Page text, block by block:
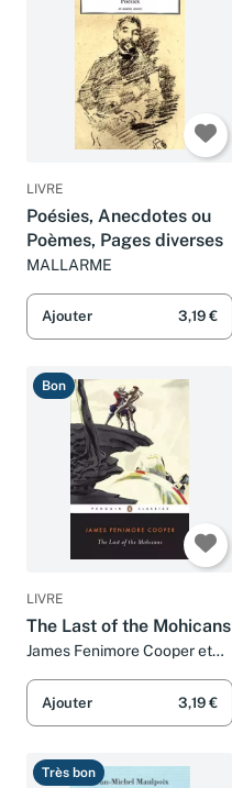
LIVRE
Poésies, Anecdotes ou
Poèmes, Pages diverses
MALLARME
Ajouter 3,19 €
Bon
LIVRE
The Last of the Mohicans
James Fenimore Cooper et
Ajouter 3,19 €
Très bon